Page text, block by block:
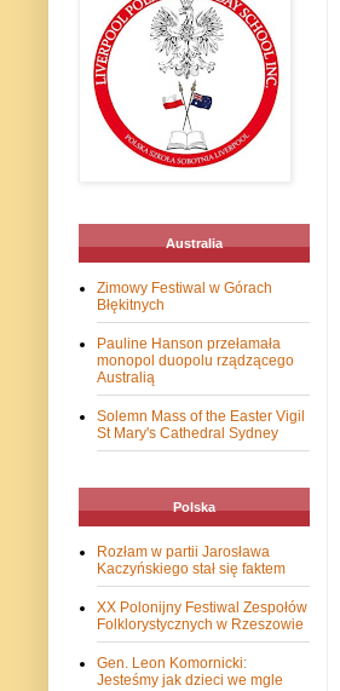
Australia
Zimowy Festiwal w Górach
Błękitnych
Pauline Hanson przełamała
monopol duopolu rządzącego
Australią
Solemn Mass of the Easter Vigil
St Mary's Cathedral Sydney
Polska
Rozłam w partii Jarosława
Kaczyńskiego stał się faktem
XX Polonijny Festiwal Zespołów
Folklorystycznych w Rzeszowie
Gen. Leon Komornicki:
Jesteśmy jak dzieci we mgle